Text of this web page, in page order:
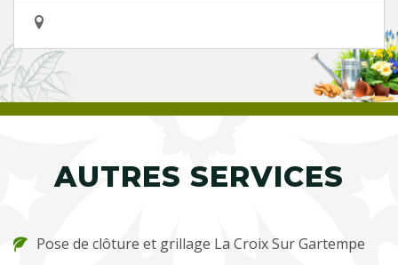
AUTRES SERVICES
Pose de clôture et grillage La Croix Sur Gartempe